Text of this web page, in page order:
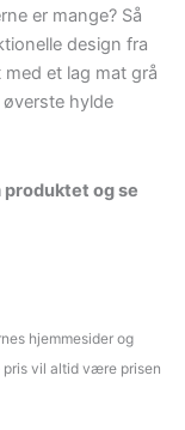
er mange? Så
design fra
et lag mat grå
hylde
produktet og se
hjemmesider og
vil altid være prisen